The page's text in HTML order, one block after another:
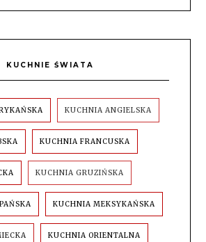
KUCHNIE ŚWIATA
KUCHNIA ANGIELSKA
KUCHNIA FRANCUSKA
KUCHNIA GRUZIŃSKA
KUCHNIA MEKSYKAŃSKA
KUCHNIA ORIENTALNA